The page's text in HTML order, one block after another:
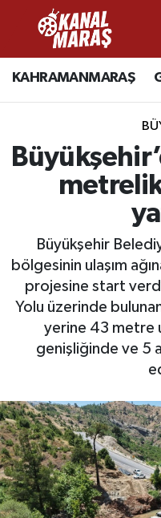
KAHRAMANMARAŞ
Büyükşehir
bölgesinin ulaşım
projesine start
Yolu üzerinde bulunan
yerine 43 metre
genişliğinde ve 5
CANLI YAYIN
SPOR
EKONOMİ
GÜNDEM
MAGAZİN
EĞİTİM
BÖLGE
KEŞFET
Kahramanmaraş
Kahramanmaraş
Kahramanmaraş
Kahramanmaraş
Süper Lig Puan
Tüm Manşetler
Son Dakika
Haber Arşivi